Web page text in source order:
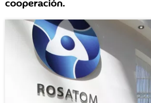
cooperación.